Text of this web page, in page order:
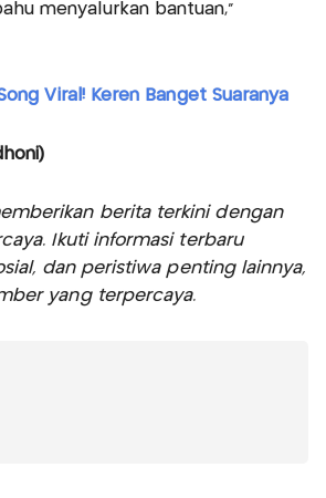
menyalurkan bantuan,”
Viral! Keren Banget Suaranya
berita terkini dengan
Ikuti informasi terbaru
dan peristiwa penting lainnya,
yang terpercaya.